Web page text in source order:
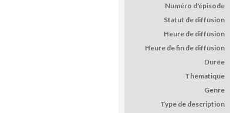
Numéro d'épisode
Statut de diffusion
Heure de diffusion
Heure de fin de diffusion
Durée
Thématique
Genre
Type de description